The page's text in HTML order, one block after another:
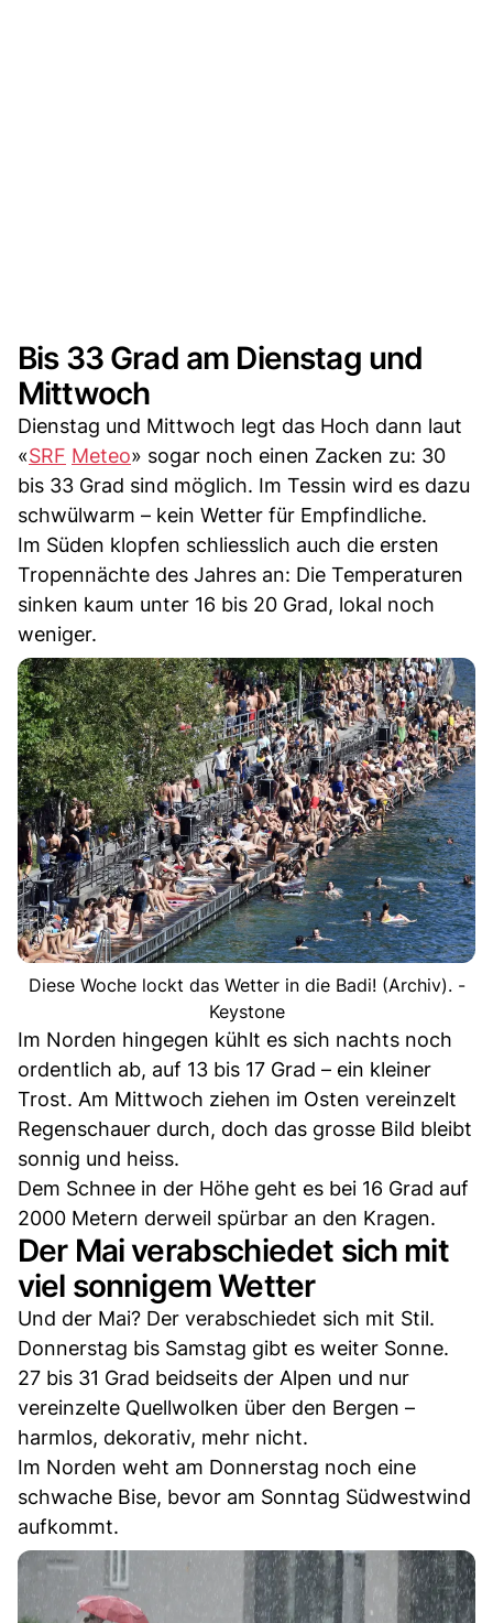
Bis 33 Grad am Dienstag und
Mittwoch
Dienstag und Mittwoch legt das Hoch dann laut
«SRF Meteo» sogar noch einen Zacken zu: 30
bis 33 Grad sind möglich. Im Tessin wird es dazu
schwülwarm – kein Wetter für Empfindliche.
Im Süden klopfen schliesslich auch die ersten
Tropennächte des Jahres an: Die Temperaturen
sinken kaum unter 16 bis 20 Grad, lokal noch
weniger.
Diese Woche lockt das Wetter in die Badi! (Archiv). -
Keystone
Im Norden hingegen kühlt es sich nachts noch
ordentlich ab, auf 13 bis 17 Grad – ein kleiner
Trost. Am Mittwoch ziehen im Osten vereinzelt
Regenschauer durch, doch das grosse Bild bleibt
sonnig und heiss.
Dem Schnee in der Höhe geht es bei 16 Grad auf
2000 Metern derweil spürbar an den Kragen.
Der Mai verabschiedet sich mit
viel sonnigem Wetter
Und der Mai? Der verabschiedet sich mit Stil.
Donnerstag bis Samstag gibt es weiter Sonne.
27 bis 31 Grad beidseits der Alpen und nur
vereinzelte Quellwolken über den Bergen –
harmlos, dekorativ, mehr nicht.
Im Norden weht am Donnerstag noch eine
schwache Bise, bevor am Sonntag Südwestwind
aufkommt.